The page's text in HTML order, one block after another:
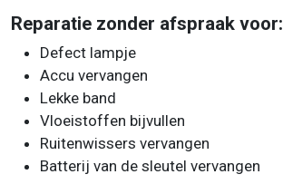
Reparatie zonder afspraak voor:
Defect lampje
Accu vervangen
Lekke band
Vloeistoffen bijvullen
Ruitenwissers vervangen
Batterij van de sleutel vervangen